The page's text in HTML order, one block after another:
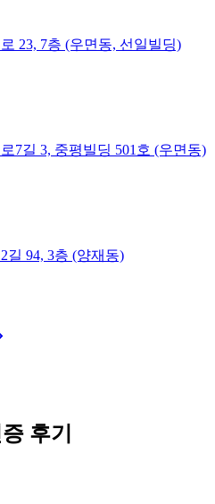
23, 7층 (우면동, 선일빌딩)
7길 3, 중평빌딩 501호 (우면동)
길 94, 3층 (양재동)
후기